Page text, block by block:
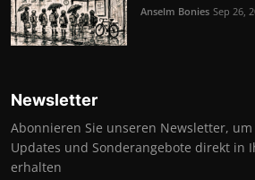
Anselm Bonies Sep 26,
Newsletter
Abonnieren Sie unseren Newsletter,
Updates und Sonderangebote direkt in
erhalten